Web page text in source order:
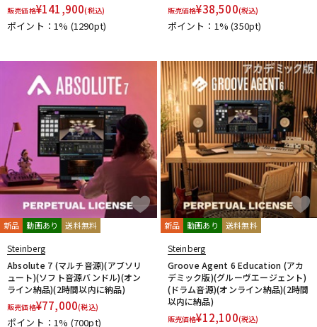
販売価格¥141,900(税込)
ポイント：1% (1290pt)
販売価格¥38,500(税込)
ポイント：1%(350pt)
新品 動画あり 送料無料
Steinberg
Absolute 7 (マルチ音源)(アブソリ
ュート)(ソフト音源バンドル)(オン
ライン納品)(2時間以内に納品)
販売価格¥77,000(税込)
ポイント：1% (700pt)
新品 動画あり 送料無料
Steinberg
Groove Agent 6 Education (アカ
デミック版)(グルーヴエージェント)
(ドラム音源)(オンライン納品)(2時間
以内に納品)
販売価格¥12,100(税込)